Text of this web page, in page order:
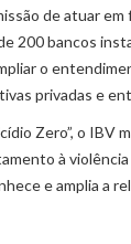
de atuar
200 bancos
o
privadas e
Zero”, o
à
e amplia a